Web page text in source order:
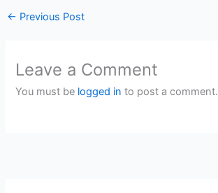
← Previous Post
Leave a Comment
You must be logged in to post a comment.